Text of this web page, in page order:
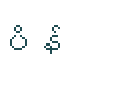
ပိန်